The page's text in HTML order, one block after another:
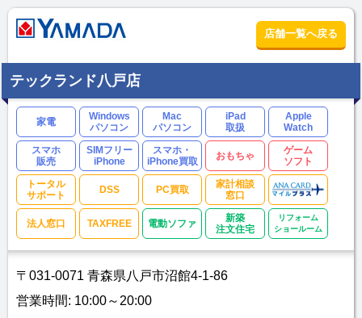
店舗一覧へ戻る
テックランド八戸店
家電
Windows
パソコン
Mac
パソコン
iPad
取扱
Apple
Watch
スマホ
販売
SIMフリー
iPhone
スマホ・
iPhone買取
おもちゃ
ゲーム
ソフト
トータル
サポート
DSS PC買取
家計相談
窓口
法人窓口 TAXFREE 電動ソファ
新築
注文住宅
リフォーム
ショールーム
〒031-0071 青森県八戸市沼館4-1-86
営業時間: 10:00～20:00